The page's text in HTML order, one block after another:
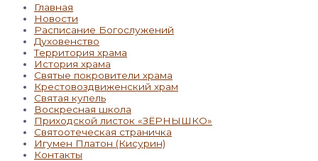
Главная
Новости
Расписание Богослужений
Духовенство
Территория храма
История храма
Святые покровители храма
Крестовоздвиженский храм
Святая купель
Воскресная школа
Приходской листок «ЗЁРНЫШКО»
Святоотеческая страничка
Игумен Платон (Кисурин)
Контакты